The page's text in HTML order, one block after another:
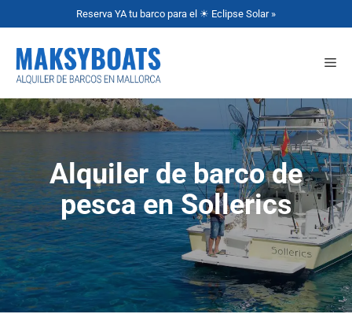
Reserva YA tu barco para el ☀ Eclipse Solar »
Alquiler de barco de
pesca en Sollerics